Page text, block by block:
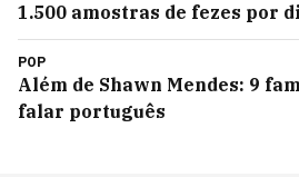
1.500 amostras de fezes por
POP
Além de Shawn Mendes: 9
falar português